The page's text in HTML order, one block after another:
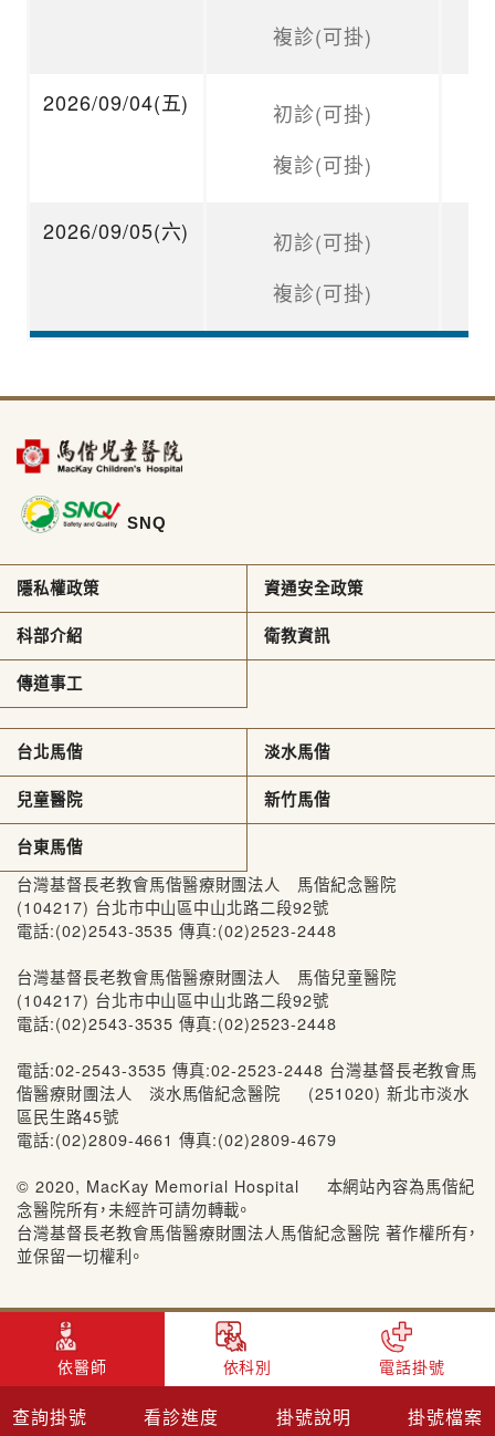
依醫師 依科別 電話掛號
查詢掛號 看診進度 掛號說明 掛號檔案
複診(可掛)
2026/09/04(五)
初診(可掛)
複診(可掛)
2026/09/05(六)
初診(可掛)
複診(可掛)
SNQ
隱私權政策 資通安全政策
科部介紹 衛教資訊
傳道事工
台北馬偕 淡水馬偕
兒童醫院 新竹馬偕
台東馬偕
台灣基督長老教會馬偕醫療財團法人 馬偕紀念醫院
(104217) 台北市中山區中山北路二段92號
電話:(02)2543-3535 傳真:(02)2523-2448
台灣基督長老教會馬偕醫療財團法人 馬偕兒童醫院
(104217) 台北市中山區中山北路二段92號
電話:(02)2543-3535 傳真:(02)2523-2448
電話:02-2543-3535 傳真:02-2523-2448 台灣基督長老教會馬
偕醫療財團法人 淡水馬偕紀念醫院 (251020) 新北市淡水
區民生路45號
電話:(02)2809-4661 傳真:(02)2809-4679
© 2020, MacKay Memorial Hospital 本網站內容為馬偕紀
念醫院所有，未經許可請勿轉載。
台灣基督長老教會馬偕醫療財團法人馬偕紀念醫院 著作權所有，
並保留一切權利。